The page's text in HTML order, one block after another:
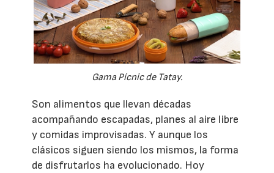
Gama Pícnic de Tatay.
Son alimentos que llevan décadas
acompañando escapadas, planes al aire libre
y comidas improvisadas. Y aunque los
clásicos siguen siendo los mismos, la forma
de disfrutarlos ha evolucionado. Hoy